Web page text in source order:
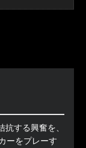
する興奮を、
ーをプレーす